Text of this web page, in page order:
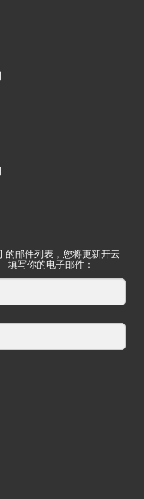
的邮件列表，您将更新开云
填写你的电子邮件：